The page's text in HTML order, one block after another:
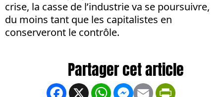
crise, la casse de l’industrie va se poursuivre,
du moins tant que les capitalistes en
conserveront le contrôle.
Facebook
X WhatsApp
Messenger
Email